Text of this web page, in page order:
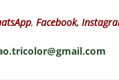
, Facebook,